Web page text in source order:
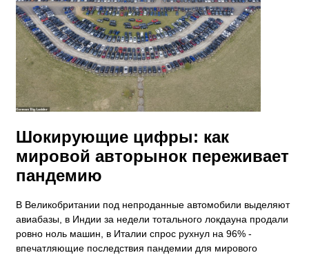
Шокирующие цифры: как
мировой авторынок переживает
пандемию
В Великобритании под непроданные автомобили выделяют
авиабазы, в Индии за недели тотального локдауна продали
ровно ноль машин, в Италии спрос рухнул на 96% -
впечатляющие последствия пандемии для мирового